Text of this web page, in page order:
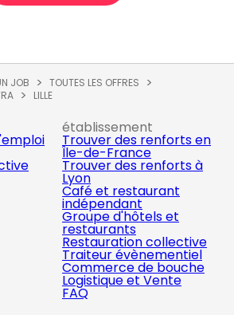
JOB
TOUTES LES OFFRES
LILLE
établissement
Trouver des renforts en
Île-de-France
Trouver des renforts à
Lyon
Café et restaurant
indépendant
Groupe d'hôtels et
restaurants
Restauration collective
Traiteur évènementiel
Commerce de bouche
Logistique et Vente
FAQ